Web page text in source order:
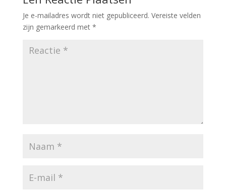
Je e-mailadres wordt niet gepubliceerd. Vereiste velden
zijn gemarkeerd met *